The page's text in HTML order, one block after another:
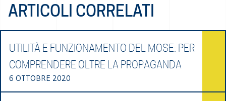
ARTICOLI CORRELATI
UTILITÀ E FUNZIONAMENTO DEL MOSE: PER
COMPRENDERE OLTRE LA PROPAGANDA
6 OTTOBRE 2020